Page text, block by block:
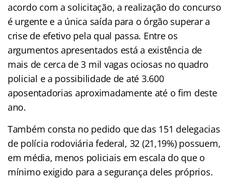
acordo com a solicitação, a realização do concurso
é urgente e a única saída para o órgão superar a
crise de efetivo pela qual passa. Entre os
argumentos apresentados está a existência de
mais de cerca de 3 mil vagas ociosas no quadro
policial e a possibilidade de até 3.600
aposentadorias aproximadamente até o fim deste
ano.
Também consta no pedido que das 151 delegacias
de polícia rodoviária federal, 32 (21,19%) possuem,
em média, menos policiais em escala do que o
mínimo exigido para a segurança deles próprios.